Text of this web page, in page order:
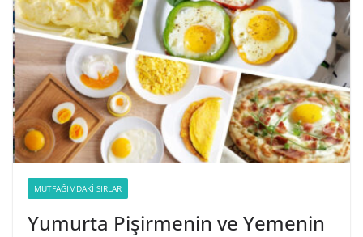
MUTFAĞIMDAKI SIRLAR
Yumurta Pişirmenin ve Yemenin